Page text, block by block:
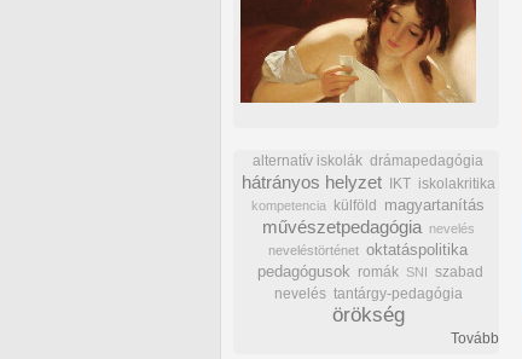
alternatív iskolák drámapedagógia
hátrányos helyzet IKT iskolakritika
kompetencia külföld magyartanítás
művészetpedagógia
nevelés
neveléstörténet oktatáspolitika
pedagógusok romák SNI szabad
nevelés tantárgy-pedagógia
örökség
Tovább